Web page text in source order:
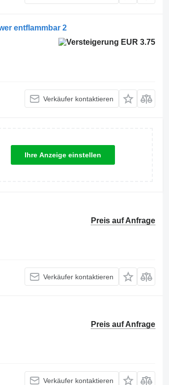
entflammbar 2
EUR 3.75
Verkäufer kontaktieren
Ihre Anzeige einstellen
Preis auf Anfrage
Verkäufer kontaktieren
Preis auf Anfrage
Verkäufer kontaktieren